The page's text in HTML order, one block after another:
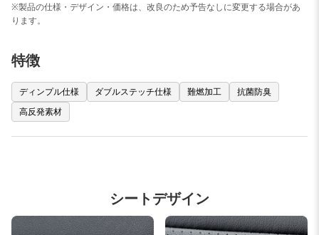
※製品の仕様・デザイン・価格は、改良のため予告なしに変更する場合があ
ります。
特徴
ディンプル仕様 ダブルステッチ仕様 難燃加工
抗菌防臭
高反発素材
シートデザイン